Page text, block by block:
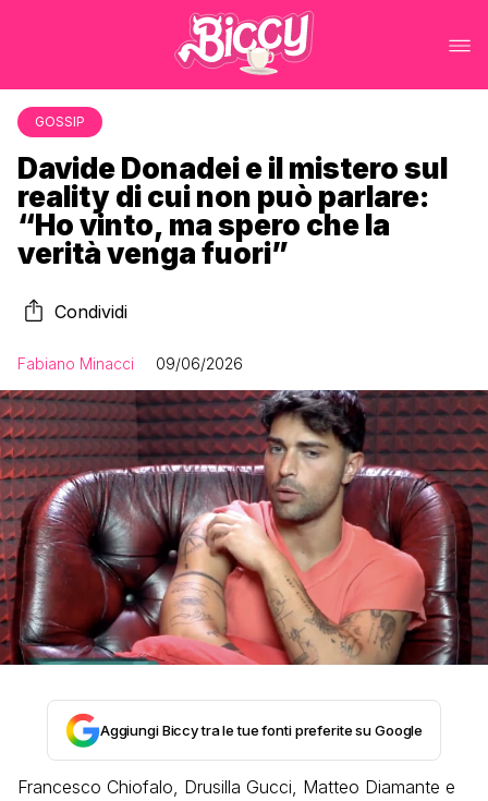
GOSSIP
Davide Donadei e il mistero sul
reality di cui non può parlare:
“Ho vinto, ma spero che la
verità venga fuori”
Condividi
Fabiano Minacci 09/06/2026
Aggiungi Biccy tra le tue fonti preferite su Google
Francesco Chiofalo, Drusilla Gucci, Matteo Diamante e